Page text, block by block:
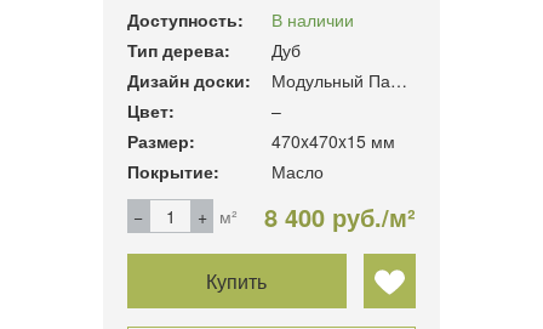
Доступность:
В наличии
Тип дерева:
Дуб
Дизайн доски:
Модульный Паркет
Цвет:
–
Размер:
470x470x15 мм
Покрытие:
Масло
м²
8 400 руб./м²
Купить